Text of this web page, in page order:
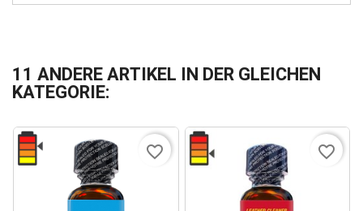
11 ANDERE ARTIKEL IN DER GLEICHEN
KATEGORIE:
favorite_border favorite_border